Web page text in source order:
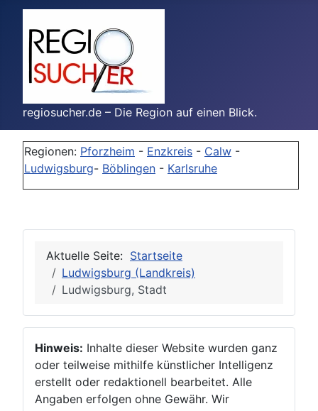
regiosucher.de – Die Region auf einen Blick.
Regionen: Pforzheim - Enzkreis - Calw -
Ludwigsburg- Böblingen - Karlsruhe
Aktuelle Seite: Startseite
Ludwigsburg (Landkreis)
Ludwigsburg, Stadt
Hinweis: Inhalte dieser Website wurden ganz
oder teilweise mithilfe künstlicher Intelligenz
erstellt oder redaktionell bearbeitet. Alle
Angaben erfolgen ohne Gewähr. Wir